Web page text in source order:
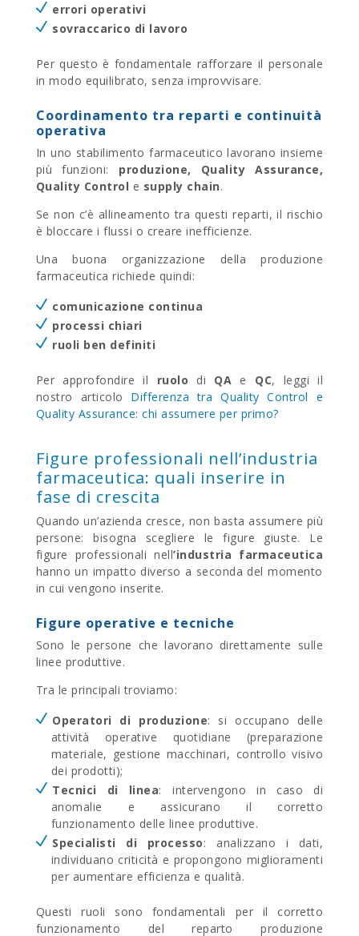
errori operativi
sovraccarico di lavoro
Per questo è fondamentale rafforzare il personale
in modo equilibrato, senza improvvisare.
Coordinamento tra reparti e continuità
operativa
In uno stabilimento farmaceutico lavorano insieme
più funzioni: produzione, Quality Assurance,
Quality Control e supply chain.
Se non c’è allineamento tra questi reparti, il rischio
è bloccare i flussi o creare inefficienze.
Una buona organizzazione
della produzione
farmaceutica richiede quindi:
comunicazione continua
processi chiari
ruoli ben definiti
Per approfondire il ruolo di QA e QC, leggi il
nostro articolo Differenza tra Quality Control e
Quality Assurance: chi assumere per primo?
Figure professionali nell’industria
farmaceutica: quali inserire in
fase di crescita
Quando un’azienda cresce, non basta assumere più
persone: bisogna scegliere le figure giuste. Le
figure professionali nell’industria farmaceutica
hanno un impatto diverso a seconda del momento
in cui vengono inserite.
Figure operative e tecniche
Sono le persone che lavorano direttamente sulle
linee produttive.
Tra le principali troviamo:
Operatori di produzione: si occupano delle
attività operative quotidiane (preparazione
materiale, gestione macchinari, controllo visivo
dei prodotti);
Tecnici di linea: intervengono in caso di
anomalie e assicurano il corretto
funzionamento delle linee produttive.
Specialisti di processo: analizzano i dati,
individuano criticità e propongono miglioramenti
per aumentare efficienza e qualità.
Questi ruoli sono fondamentali per il corretto
funzionamento del reparto produzione